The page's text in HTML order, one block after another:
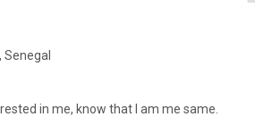
Senegal
in me, know that I am me same.